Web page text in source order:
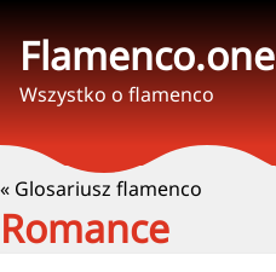
Flamenco.one
Wszystko o flamenco
« Glosariusz flamenco
Romance